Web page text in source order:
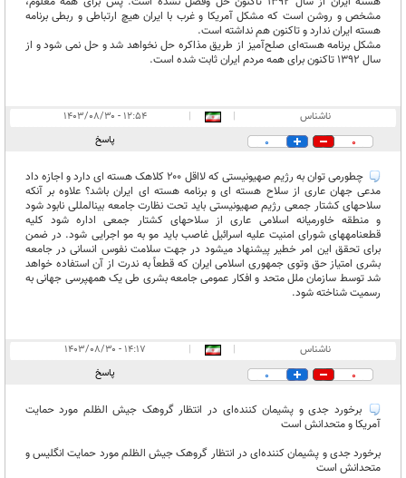
مشخص و روشن است که مشکل آمریکا و غرب با ایران هیچ ارتباطی و ربطی برنامه
هسته ایران ندارد و تاکنون هم نداشته است.
مشکل برنامه هسته‌ای صلح‌آمیز از طریق مذاکره حل نخواهد شد و حل نمی شود و از
سال 1392 تاکنون برای همه مردم ایران ثابت شده است.
ناشناس |
|
۱۲:۵۴ - ۱۴۰۳/۰۸/۳۰
0
0 پاسخ
چطورمی توان به رژیم صهیونیستی که لااقل ۲۰۰ کلاهک هسته ای دارد و اجازه داد
مدعی جهان عاری از سلاح هسته ای و برنامه هسته ای ایران باشد؟ علاوه بر آنکه
سلاحهای کشتار جمعی رژیم صهیونیستی باید تحت نظارت جامعه بینالمللی نابود شود
و منطقه خاورمیانه اسلامی عاری از سلاحهای کشتار جمعی اداره شود کلیه
قطعنامههای شورای امنیت علیه اسرائیل غاصب باید مو به مو اجرایی شود. در ضمن
برای تحقق این امر خطیر پیشنهاد میشود در جهت سلامت نفوس انسانی در جامعه
بشری امتیاز حق وتوی جمهوری اسلامی ایران که قطعاً به ندرت از آن استفاده خواهد
شد توسط سازمان ملل متحد و افکار عمومی جامعه بشری طی یک همهپرسی جهانی به
رسمیت شناخته شود.
ناشناس |
|
۱۴:۱۷ - ۱۴۰۳/۰۸/۳۰
0
0 پاسخ
برخورد جدی و پشیمان کننده‌ای در انتظار گروهک جیش الظلم مورد حمایت
آمریکا و متحدانش است
برخورد جدی و پشیمان کننده‌ای در انتظار گروهک جیش الظلم مورد حمایت انگلیس و
متحدانش است